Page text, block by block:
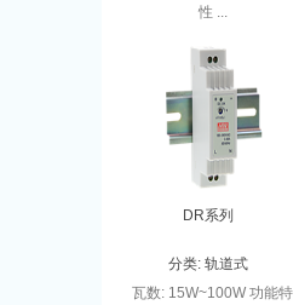
性 ...
DR系列
分类: 轨道式
瓦数: 15W~100W 功能特